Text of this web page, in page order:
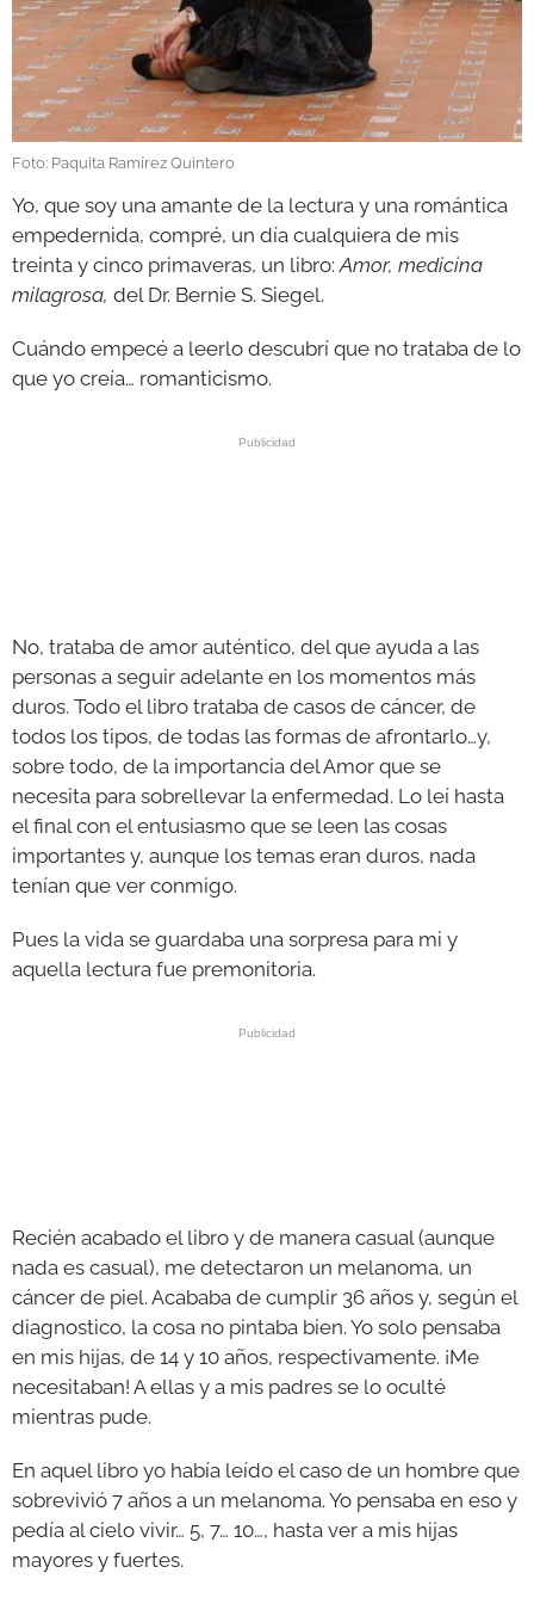
GALERÍAS
Foto: Paquita Ramírez Quintero
Yo, que soy una amante de la lectura y una romántica
empedernida, compré, un día cualquiera de mis
treinta y cinco primaveras, un libro: Amor, medicina
milagrosa, del Dr. Bernie S. Siegel.
Cuándo empecé a leerlo descubrí que no trataba de lo
que yo creía… romanticismo.
No, trataba de amor auténtico, del que ayuda a las
personas a seguir adelante en los momentos más
duros. Todo el libro trataba de casos de cáncer, de
todos los tipos, de todas las formas de afrontarlo…y,
sobre todo, de la importancia del Amor que se
necesita para sobrellevar la enfermedad. Lo leí hasta
el final con el entusiasmo que se leen las cosas
importantes y, aunque los temas eran duros, nada
tenían que ver conmigo.
Pues la vida se guardaba una sorpresa para mi y
aquella lectura fue premonitoria.
Recién acabado el libro y de manera casual (aunque
nada es casual), me detectaron un melanoma, un
cáncer de piel. Acababa de cumplir 36 años y, según el
diagnostico, la cosa no pintaba bien. Yo solo pensaba
en mis hijas, de 14 y 10 años, respectivamente. ¡Me
necesitaban! A ellas y a mis padres se lo oculté
mientras pude.
En aquel libro yo había leído el caso de un hombre que
sobrevivió 7 años a un melanoma. Yo pensaba en eso y
pedía al cielo vivir… 5, 7… 10…, hasta ver a mis hijas
mayores y fuertes.